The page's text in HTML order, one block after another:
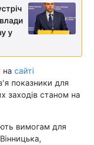
у
на сайті
показники для
заходів станом на
вимогам для